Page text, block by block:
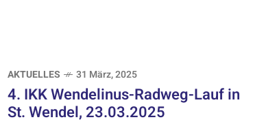
AKTUELLES 31 März, 2025
4. IKK Wendelinus-Radweg-Lauf in
St. Wendel, 23.03.2025